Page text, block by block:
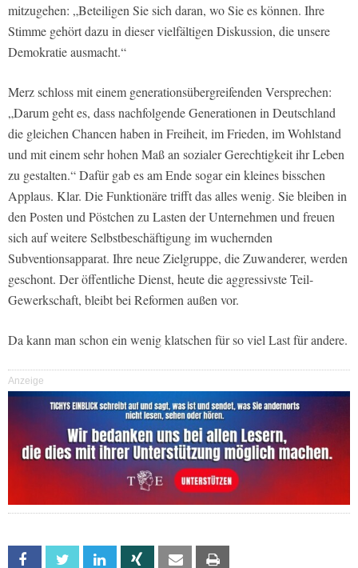
mitzugehen: „Beteiligen Sie sich daran, wo Sie es können. Ihre
Stimme gehört dazu in dieser vielfältigen Diskussion, die unsere
Demokratie ausmacht.“
Merz schloss mit einem generationsübergreifenden Versprechen:
„Darum geht es, dass nachfolgende Generationen in Deutschland
die gleichen Chancen haben in Freiheit, im Frieden, im Wohlstand
und mit einem sehr hohen Maß an sozialer Gerechtigkeit ihr Leben
zu gestalten.“ Dafür gab es am Ende sogar ein kleines bisschen
Applaus. Klar. Die Funktionäre trifft das alles wenig. Sie bleiben in
den Posten und Pöstchen zu Lasten der Unternehmen und freuen
sich auf weitere Selbstbeschäftigung im wuchernden
Subventionsapparat. Ihre neue Zielgruppe, die Zuwanderer, werden
geschont. Der öffentliche Dienst, heute die aggressivste Teil-
Gewerkschaft, bleibt bei Reformen außen vor.
Da kann man schon ein wenig klatschen für so viel Last für andere.
Anzeige
Facebook Twitter Linkedin Xing Email